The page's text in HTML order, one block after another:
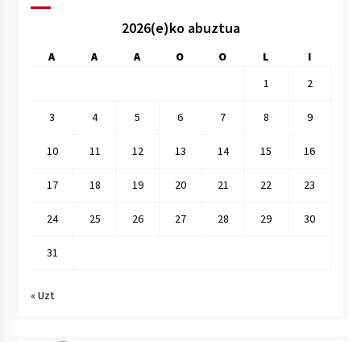
2026(e)ko abuztua
A A A O O L
I
1
2
3 4 5 6 7 8 9
10 11 12 13 14 15 16
17 18 19 20 21 22 23
24 25 26 27 28 29 30
31
« Uzt